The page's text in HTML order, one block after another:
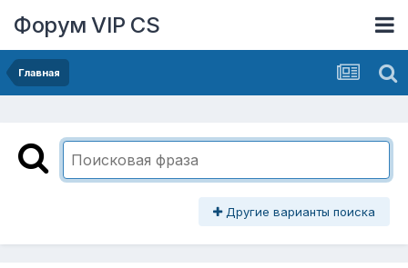
Форум VIP CS
Главная
Другие варианты поиска